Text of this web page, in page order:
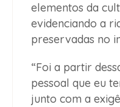
elementos da
evidenciando a
preservadas no
“Foi a partir
pessoal que eu
junto com a